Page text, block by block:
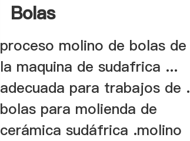
Bolas
proceso molino de bolas de
la maquina de sudafrica ...
adecuada para trabajos de .
bolas para molienda de
cerámica sudáfrica .molino